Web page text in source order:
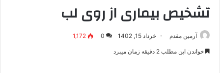
تشخیص بیماری از روی لب
آرمین مقدم خرداد 15, 1402 0
1,172
خواندن این مطلب 2 دقیقه زمان میبرد